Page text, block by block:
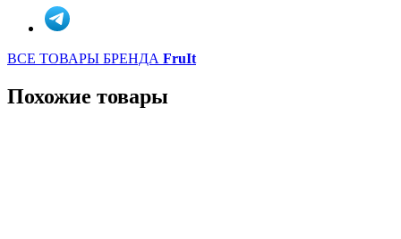
ВСЕ ТОВАРЫ БРЕНДА FruIt
Похожие товары